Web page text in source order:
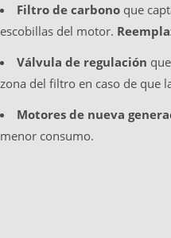
Filtro de carbono que
escobillas del motor.
Válvula de regulación
zona del filtro en caso de que
Motores de nueva
menor consumo.